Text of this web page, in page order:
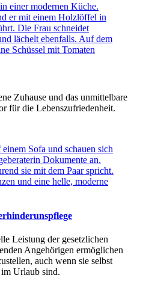
Zuhause und das unmittelbare
für die Lebenszufriedenheit.
Leistung der gesetzlichen
Angehörigen ermöglichen
auch wenn sie selbst
Urlaub sind.